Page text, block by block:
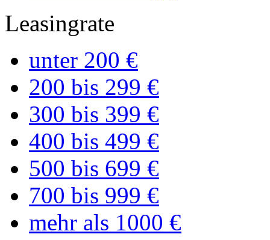
Leasingrate
unter 200 €
200 bis 299 €
300 bis 399 €
400 bis 499 €
500 bis 699 €
700 bis 999 €
mehr als 1000 €